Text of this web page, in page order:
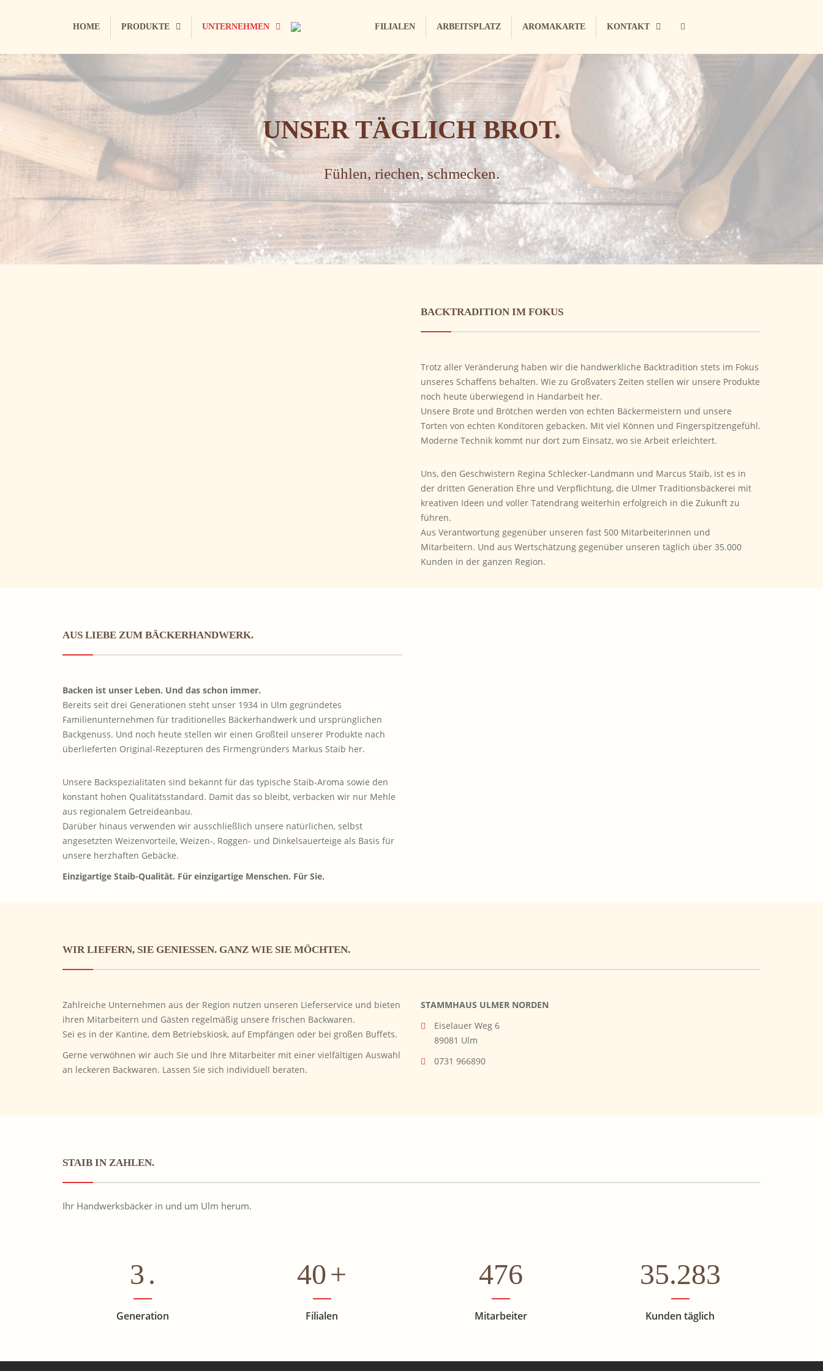
HOME PRODUKTE UNTERNEHMEN FILIALEN ARBEITSPLATZ AROMAKARTE KONTAKT
UNSER TÄGLICH BROT.
Fühlen, riechen, schmecken.
BACKTRADITION IM FOKUS
Trotz aller Veränderung haben wir die handwerkliche Backtradition stets im Fokus
unseres Schaffens behalten. Wie zu Großvaters Zeiten stellen wir unsere Produkte
noch heute überwiegend in Handarbeit her.
Unsere Brote und Brötchen werden von echten Bäckermeistern und unsere
Torten von echten Konditoren gebacken. Mit viel Können und Fingerspitzengefühl.
Moderne Technik kommt nur dort zum Einsatz, wo sie Arbeit erleichtert.
Uns, den Geschwistern Regina Schlecker-Landmann und Marcus Staib, ist es in
der dritten Generation Ehre und Verpflichtung, die Ulmer Traditionsbäckerei mit
kreativen Ideen und voller Tatendrang weiterhin erfolgreich in die Zukunft zu
führen.
Aus Verantwortung gegenüber unseren fast 500 Mitarbeiterinnen und
Mitarbeitern. Und aus Wertschätzung gegenüber unseren täglich über 35.000
Kunden in der ganzen Region.
AUS LIEBE ZUM BÄCKERHANDWERK.
Backen ist unser Leben. Und das schon immer.
Bereits seit drei Generationen steht unser 1934 in Ulm gegründetes
Familienunternehmen für traditionelles Bäckerhandwerk und ursprünglichen
Backgenuss. Und noch heute stellen wir einen Großteil unserer Produkte nach
überlieferten Original-Rezepturen des Firmengründers Markus Staib her.
Unsere Backspezialitäten sind bekannt für das typische Staib-Aroma sowie den
konstant hohen Qualitätsstandard. Damit das so bleibt, verbacken wir nur Mehle
aus regionalem Getreideanbau.
Darüber hinaus verwenden wir ausschließlich unsere natürlichen, selbst
angesetzten Weizenvorteile, Weizen-, Roggen- und Dinkelsauerteige als Basis für
unsere herzhaften Gebäcke.
Einzigartige Staib-Qualität. Für einzigartige Menschen. Für Sie.
WIR LIEFERN, SIE GENIESSEN. GANZ WIE SIE MÖCHTEN.
Zahlreiche Unternehmen aus der Region nutzen unseren Lieferservice und bieten
ihren Mitarbeitern und Gästen regelmäßig unsere frischen Backwaren.
Sei es in der Kantine, dem Betriebskiosk, auf Empfängen oder bei großen Buffets.
Gerne verwöhnen wir auch Sie und Ihre Mitarbeiter mit einer vielfältigen Auswahl
an leckeren Backwaren. Lassen Sie sich individuell beraten.
STAMMHAUS ULMER NORDEN
Eiselauer Weg 6
89081 Ulm
0731 966890
STAIB IN ZAHLEN.
Ihr Handwerksbäcker in und um Ulm herum.
3 .
Generation
40+
Filialen
476
Mitarbeiter
35.283
Kunden täglich